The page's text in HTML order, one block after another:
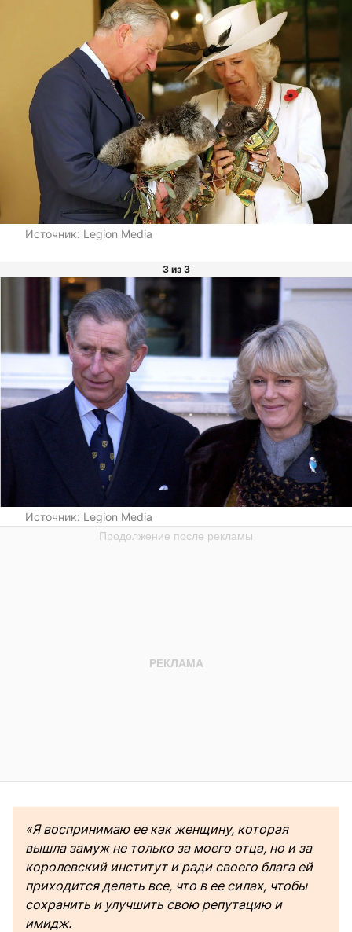
Источник: Legion Media
3 из 3
Источник: Legion Media
«Я воспринимаю ее как женщину, которая
вышла замуж не только за моего отца, но и за
королевский институт и ради своего блага ей
приходится делать все, что в ее силах, чтобы
сохранить и улучшить свою репутацию и
имидж.